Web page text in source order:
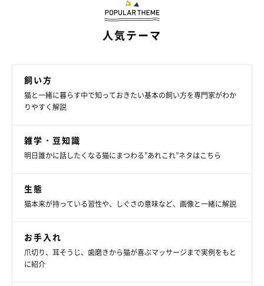
人気テーマ
飼い方
猫と一緒に暮らす中で知っておきたい基本の飼い方を専門家がわか
りやすく解説
雑学・豆知識
明日誰かに話したくなる猫にまつわる”あれこれ”ネタはこちら
生態
猫本来が持っている習性や、しぐさの意味など、画像と一緒に解説
お手入れ
爪切り、耳そうじ、歯磨きから猫が喜ぶマッサージまで実例をもと
に紹介